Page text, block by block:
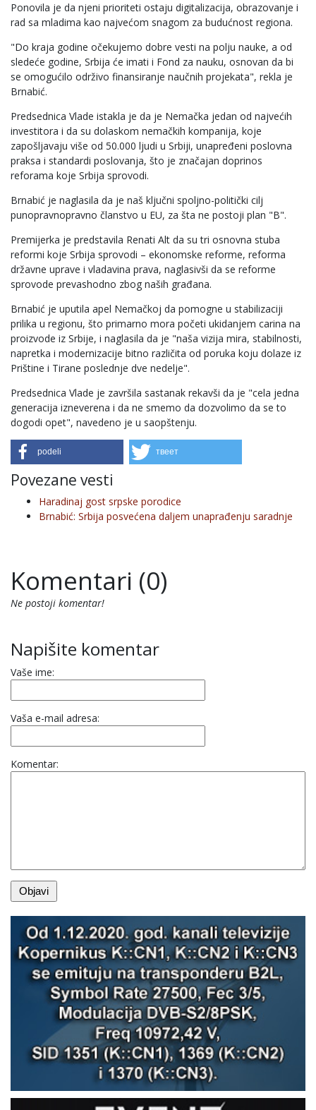
Ponovila je da njeni prioriteti ostaju digitalizacija, obrazovanje i
rad sa mladima kao najvećom snagom za budućnost regiona.
"Do kraja godine očekujemo dobre vesti na polju nauke, a od
sledeće godine, Srbija će imati i Fond za nauku, osnovan da bi
se omogućilo održivo finansiranje naučnih projekata", rekla je
Brnabić.
Predsednica Vlade istakla je da je Nemačka jedan od najvećih
investitora i da su dolaskom nemačkih kompanija, koje
zapošljavaju više od 50.000 ljudi u Srbiji, unapređeni poslovna
praksa i standardi poslovanja, što je značajan doprinos
reforama koje Srbija sprovodi.
Brnabić je naglasila da je naš ključni spoljno-politički cilj
punopravnopravno članstvo u EU, za šta ne postoji plan "B".
Premijerka je predstavila Renati Alt da su tri osnovna stuba
reformi koje Srbija sprovodi – ekonomske reforme, reforma
državne uprave i vladavina prava, naglasivši da se reforme
sprovode prevashodno zbog naših građana.
Brnabić je uputila apel Nemačkoj da pomogne u stabilizaciji
prilika u regionu, što primarno mora početi ukidanjem carina na
proizvode iz Srbije, i naglasila da je "naša vizija mira, stabilnosti,
napretka i modernizacije bitno različita od poruka koju dolaze iz
Prištine i Tirane poslednje dve nedelje".
Predsednica Vlade je završila sastanak rekavši da je "cela jedna
generacija izneverena i da ne smemo da dozvolimo da se to
dogodi opet", navedeno je u saopštenju.
podeli твеет
Povezane vesti
Haradinaj gost srpske porodice
Brnabić: Srbija posvećena daljem unaprađenju saradnje
Komentari (0)
Ne postoji komentar!
Napišite komentar
Vaše ime:
Vaša e-mail adresa:
Komentar: